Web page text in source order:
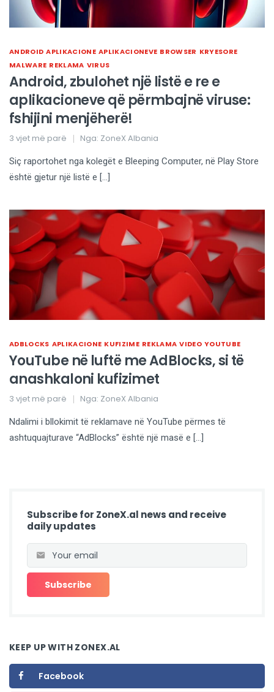
ANDROID APLIKACIONE APLIKACIONEVE BROWSER KRYESORE
MALWARE REKLAMA VIRUS
Android, zbulohet një listë e re e
aplikacioneve që përmbajnë viruse:
fshijini menjëherë!
3 vjet më parë Nga: ZoneX Albania
Siç raportohet nga kolegët e Bleeping Computer, në Play Store
është gjetur një listë e […]
ADBLOCKS APLIKACIONE KUFIZIME REKLAMA VIDEO YOUTUBE
YouTube në luftë me AdBlocks, si të
anashkaloni kufizimet
3 vjet më parë Nga: ZoneX Albania
Ndalimi i bllokimit të reklamave në YouTube përmes të
ashtuquajturave “AdBlocks” është një masë e […]
Subscribe for ZoneX.al news and receive
daily updates
KEEP UP WITH ZONEX.AL
Facebook